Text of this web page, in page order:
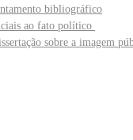
bibliográfico
ao fato político
sobre a imagem